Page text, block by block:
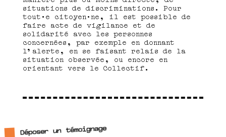
situations de discriminations. Pour
tout·e citoyen·ne, il est possible de
faire acte de vigilance et de
solidarité avec les personnes
concernées, par exemple en donnant
l’alerte, en se faisant relais de la
situation observée, ou encore en
orientant vers le Collectif.
Déposer un témoignage